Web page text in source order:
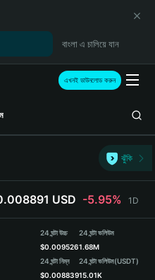
বাংলা এ চালিয়ে যান
এখনই ডাউনলোড করুন
ঝুঁকি
USD -5.95% 1D
24 ঘন্টা উচ্চ
$0.009526
24 ঘন্টা নিম্ন
$0.008839
24 ঘন্টা ভলিউম
1.68M
24 ঘন্টা ভলিউম(USDT)
15.01K